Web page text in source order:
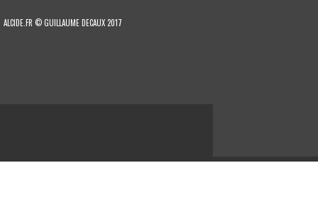
ALCIDE.FR © GUILLAUME DECAUX 2017